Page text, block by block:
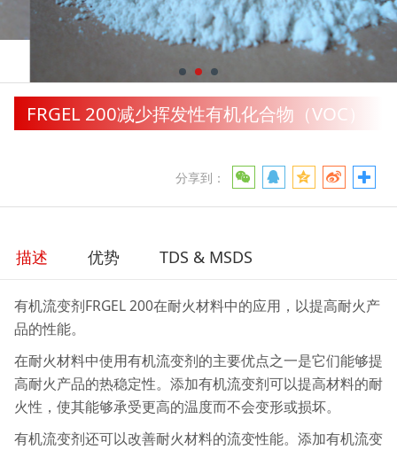
FRGEL 200减少挥发性有机化合物（VOC）
分享到：
描述 优势 TDS & MSDS
有机流变剂FRGEL 200在耐火材料中的应用，以提高耐火产
品的性能。
在耐火材料中使用有机流变剂的主要优点之一是它们能够提
高耐火产品的热稳定性。添加有机流变剂可以提高材料的耐
火性，使其能够承受更高的温度而不会变形或损坏。
有机流变剂还可以改善耐火材料的流变性能。添加有机流变